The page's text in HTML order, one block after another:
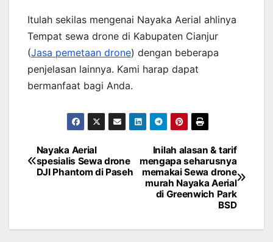
Itulah sekilas mengenai Nayaka Aerial ahlinya
Tempat sewa drone di Kabupaten Cianjur
(Jasa pemetaan drone) dengan beberapa
penjelasan lainnya. Kami harap dapat
bermanfaat bagi Anda.
Post
navigation
Inilah alasan & tarif
mengapa seharusnya
memakai Sewa drone
murah Nayaka Aerial
di Greenwich Park
BSD
Nayaka Aerial
spesialis Sewa drone
DJI Phantom di Paseh